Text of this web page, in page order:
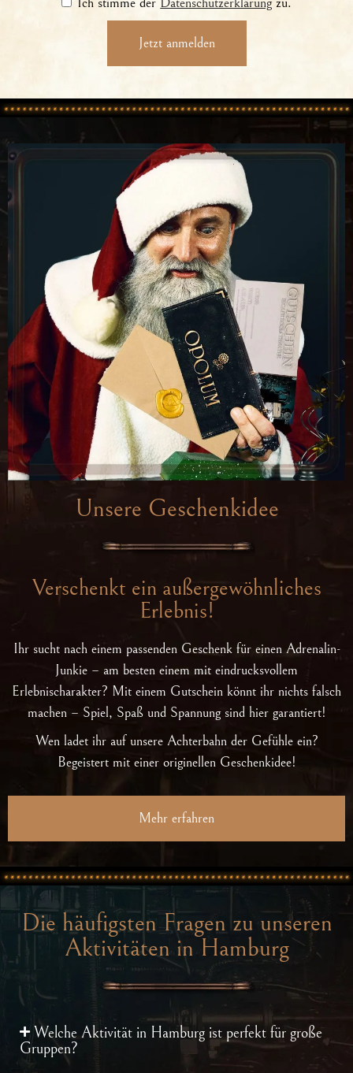
Unsere Geschenkidee
Verschenkt ein außergewöhnliches
Erlebnis!
Ihr sucht nach einem passenden Geschenk für einen Adrenalin-
Junkie – am besten einem mit eindrucksvollem
Erlebnischarakter? Mit einem Gutschein könnt ihr nichts falsch
machen – Spiel, Spaß und Spannung sind hier garantiert!
Wen ladet ihr auf unsere Achterbahn der Gefühle ein?
Begeistert mit einer originellen Geschenkidee!
Mehr erfahren
Die häufigsten Fragen zu unseren
Aktivitäten in Hamburg
Welche Aktivität in Hamburg ist perfekt für große
Gruppen?